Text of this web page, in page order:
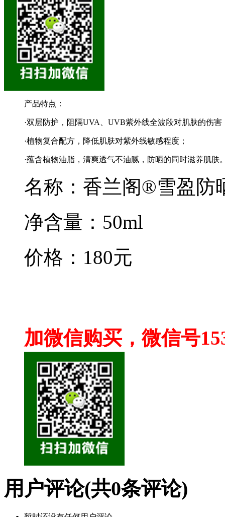
产品特点：
·双层防护，阻隔UVA、UVB紫外线全波段对肌肤的伤害
·植物复合配方，降低肌肤对紫外线敏感程度；
·蕴含植物油脂，清爽透气不油腻，防晒的同时滋养肌肤
名称：香兰阁®雪盈防
净含量：50ml
价格：180元
加微信购买，微信号
用户评论(共0条评论)